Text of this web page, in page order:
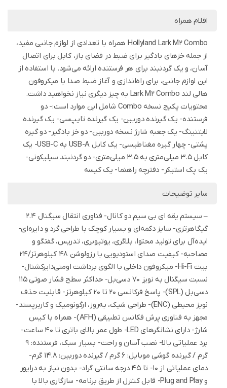
اقلام همراه
Hollyland Lark M2 Combo همراه با تعدادی از لوازم جانبی مفید،
از جمله خزهای بادگیر برای ضبط در فضای باز، کابل برای اتصال
آسان، و یک گردنبند برای هر فرستنده ارائه می‌شود. با استفاده از
این لوازم جانبی، برای راه‌اندازی و آغاز ضبط صدا با میکروفون
هالی لند Lark M2 Combo به چیز دیگری نیاز نخواهید داشت.
محتویات پکیج نسخه Combo شامل این موارد است:- دو
فرستنده- یک گیرنده دوربین- یک گیرنده تایپ‌سی- یک گیرنده
لایتنینگ- یک جعبه شارژ نسخه دوربین- دو خز بادگیر- دو گیره
پشتی- چهار گیره مغناطیسی- یک کابل USB-A به USB-C- یک
کابل 3.5 میلی‌متری به 3.5 میلی‌متری- دو گردنبند سیلیکونی-
یک پک استیکر- دفترچه راهنما- یک کیسه
سایر توضیحات
– سیستم یقه ای بی سیم دو کانال- فناوری انتقال سیگنال 2.4
گیگاهرتزی- سایز دکمه‌ای و بسیار کوچک با طراحی گرد و دایره‌ای-
ایده‌آل برای تولید محتوا، بلاگری، یوتیوبری، تدریس، گفتگو و
مصاحبه- کیفیت صدای استودیویی با رزولوشن 48 کیلوهرتز/24
بیت Hi-Fi- میکروفون داخلی با الگوی برداشت اومنی‌دایرکشنال-
نسبت سیگنال به نویز 70 دسی‌بل- حداکثر سطح فشار صوتی 115
دسی‌بل (SPL)- پاسخ فرکانسی 20 تا 20 کیلوهرتز- قابلیت حذف
نویز محیطی (ENC)- طراحی شیک، به‌روز، ارگونومیک و کاربرپسند-
مجهز به فناوری پرش فکانس تطبیقی (AFH)- همراه با کیس
شارژ- دارای نشانگرهای LED- طول عمر بالای باتری تا 40 ساعت-
برد عملیاتی بالا- نصب آسان و راحت- بسیار سبک، فرستنده: 9
گرم / گیرنده گوشی موبایل: 6 گرم / گیرنده دوربین: 14.8 گرم-
دمای عملیاتی از 10- تا 45 درجه سانتی گراد- بدون نیاز به درایور
و Plug and Play- قابل کنترل از طریق برنامه- سازگاری بالا با